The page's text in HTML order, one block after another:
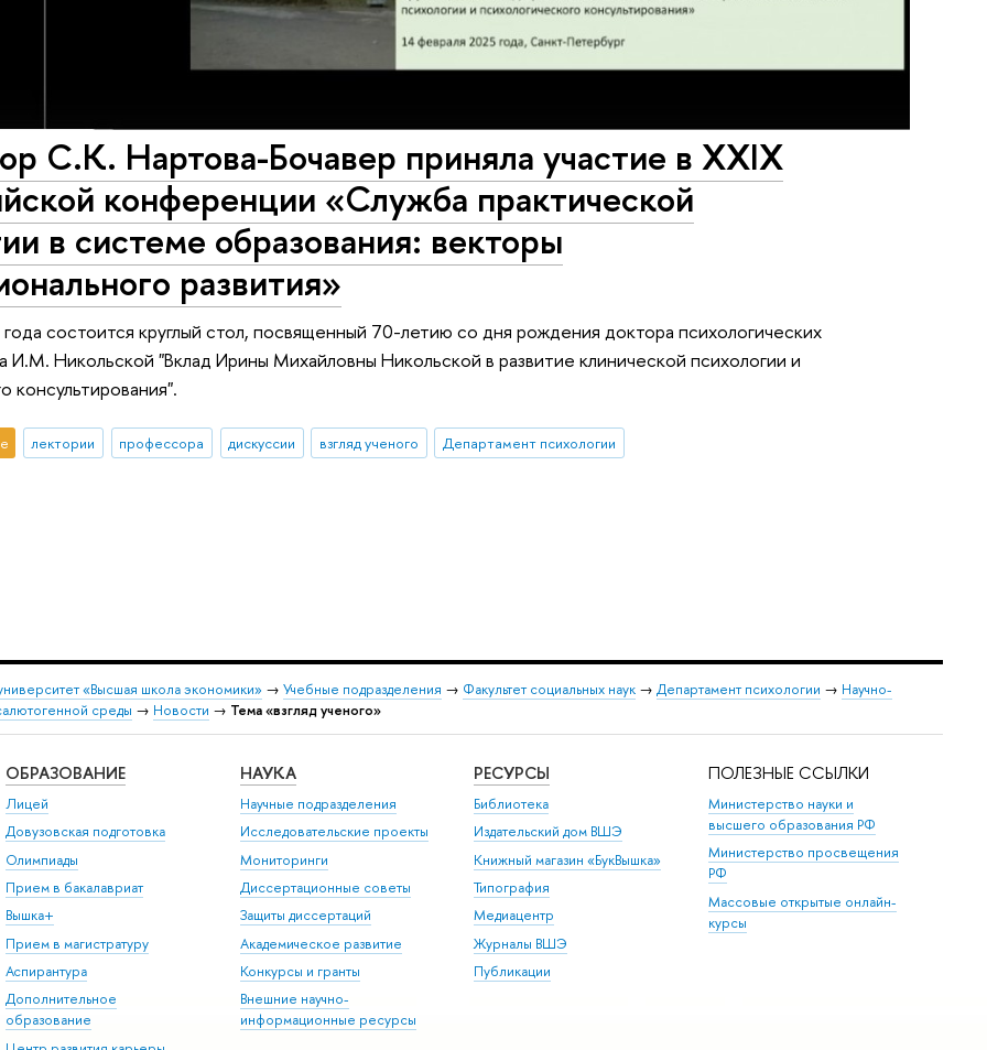
С.К. Нартова-Бочавер приняла участие в XХIX
конференции «Служба практической
в системе образования: векторы
развития»
состоится круглый стол, посвященный 70-летию со дня рождения доктора психологических
И.М. Никольской "Вклад Ирины Михайловны Никольской в развитие клинической психологии и
консультирования".
лектории профессора дискуссии взгляд ученого Департамент психологии
«Высшая школа экономики» → Учебные подразделения → Факультет социальных наук → Департамент психологии → Научно-
среды → Новости → Тема «взгляд ученого»
ОБРАЗОВАНИЕ
Лицей
Довузовская подготовка
Олимпиады
Прием в бакалавриат
Вышка+
Прием в магистратуру
Аспирантура
Дополнительное
образование
НАУКА
Научные подразделения
Исследовательские проекты
Мониторинги
Диссертационные советы
Защиты диссертаций
Академическое развитие
Конкурсы и гранты
Внешние научно-
информационные ресурсы
РЕСУРСЫ
Библиотека
Издательский дом ВШЭ
Книжный магазин «БукВышка»
Типография
Медиацентр
Журналы ВШЭ
Публикации
ПОЛЕЗНЫЕ ССЫЛКИ
Министерство науки и
высшего образования РФ
Министерство просвещения
РФ
Массовые открытые онлайн-
курсы